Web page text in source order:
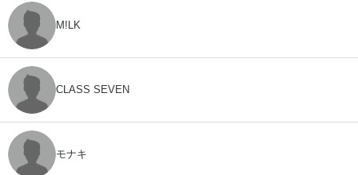
M!LK
CLASS SEVEN
モナキ